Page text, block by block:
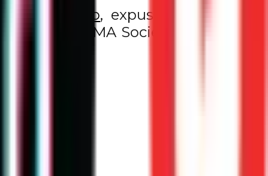
ConCrédito, expuso que estaban
como SUMA Sociedad Unida IAP
cumplir.